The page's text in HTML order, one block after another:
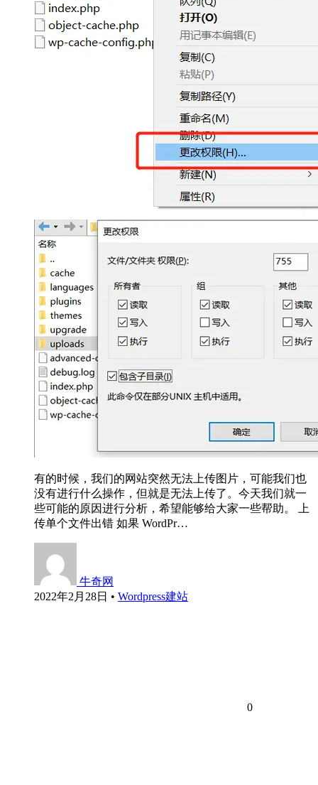
有的时候，我们的网站突然无法上传图片，可能我们也
没有进行什么操作，但就是无法上传了。今天我们就一
些可能的原因进行分析，希望能够给大家一些帮助。 上
传单个文件出错 如果 WordPr…
牛奇网
2022年2月28日 • Wordpress建站
0